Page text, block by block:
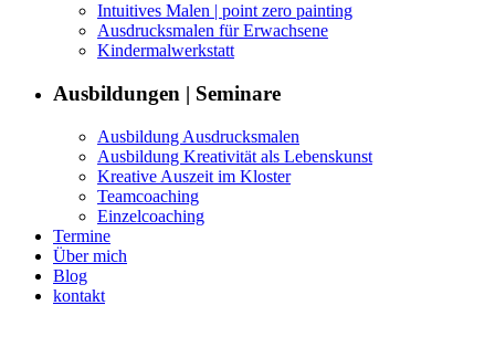
Intu­itives Malen | point zero painting
Aus­drucks­malen für Erwachsene
Kin­der­mal­w­erk­statt
Aus­bil­dun­gen | Seminare
Aus­bil­dung Ausdrucksmalen
Aus­bil­dung Kreativ­ität als Lebenskunst
Kreative Auszeit im Kloster
Team­coach­ing
Einzel­coach­ing
Ter­mine
Über mich
Blog
kon­takt